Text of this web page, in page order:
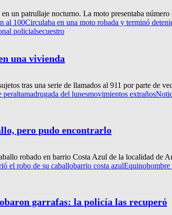
un patrullaje nocturno. La moto presentaba
al 100Circulaba en una moto robada y terminó
policialsecuestro
una vivienda
tras una serie de llamados al 911 por parte de
peraltamadrugada del lunesmovimientos extraños
pero pudo encontrarlo
robado en barrio Costa Azul de la localidad de
el robo de su caballobarrio costa azulEquinohombre
garrafas: la policía las recuperó